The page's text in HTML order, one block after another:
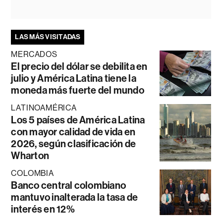
LAS MÁS VISITADAS
MERCADOS
El precio del dólar se debilita en
julio y América Latina tiene la
moneda más fuerte del mundo
LATINOAMÉRICA
Los 5 países de América Latina
con mayor calidad de vida en
2026, según clasificación de
Wharton
COLOMBIA
Banco central colombiano
mantuvo inalterada la tasa de
interés en 12%